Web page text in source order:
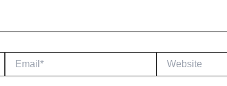
Email* Website